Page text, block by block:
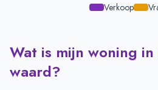
Verkoop
Prijsontwikkeling per maand -
Vraagprijs
Verkoopprijs
Juli
€ 308.912
Wat is mijn woning
waard?